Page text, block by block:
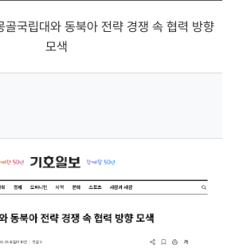
골국립대와 동북아 전략 경쟁 속 협력 방향
모색